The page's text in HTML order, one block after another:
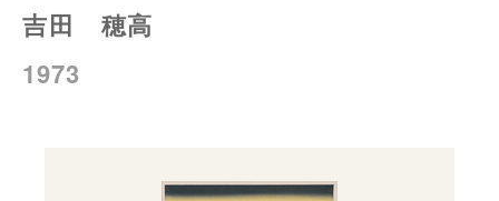
吉田 穂高
1973